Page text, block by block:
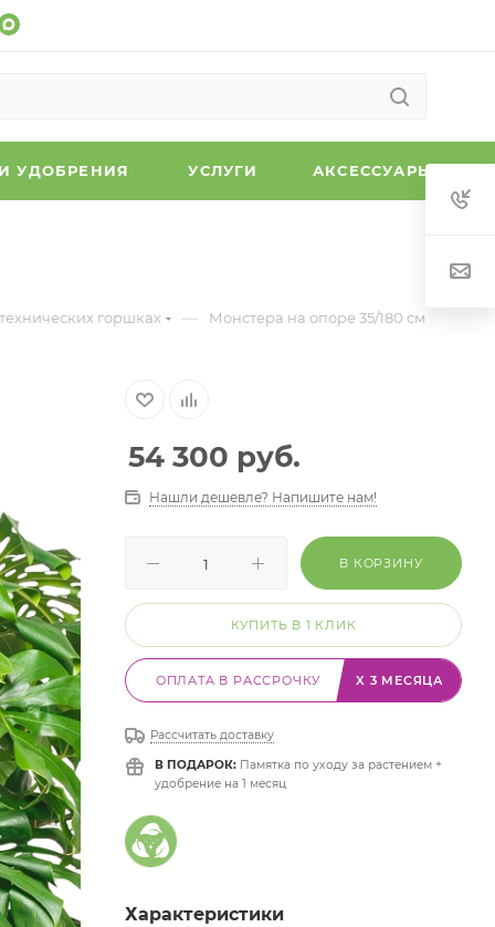
УДОБРЕНИЯ УСЛУГИ АКСЕССУАРЫ
горшках — Монстера на опоре 35/180 см
54 300 руб.
Нашли дешевле? Напишите нам!
В КОРЗИНУ
КУПИТЬ В 1 КЛИК
ОПЛАТА В РАССРОЧКУ X 3 МЕСЯЦА
Рассчитать доставку
В ПОДАРОК: Памятка по уходу за растением +
удобрение на 1 месяц
Характеристики